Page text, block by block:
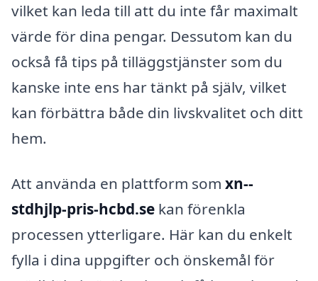
vilket kan leda till att du inte får maximalt
värde för dina pengar. Dessutom kan du
också få tips på tilläggstjänster som du
kanske inte ens har tänkt på själv, vilket
kan förbättra både din livskvalitet och ditt
hem.
Att använda en plattform som xn--
stdhjlp-pris-hcbd.se kan förenkla
processen ytterligare. Här kan du enkelt
fylla i dina uppgifter och önskemål för